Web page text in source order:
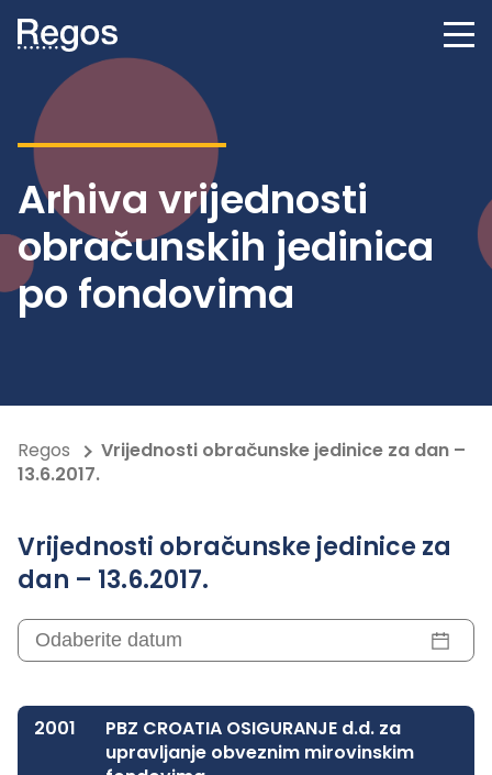
Arhiva vrijednosti
obračunskih jedinica
po fondovima
Regos
Vrijednosti obračunske jedinice za dan –
13.6.2017.
Vrijednosti obračunske jedinice za
dan – 13.6.2017.
2001
PBZ CROATIA OSIGURANJE d.d. za
upravljanje obveznim mirovinskim